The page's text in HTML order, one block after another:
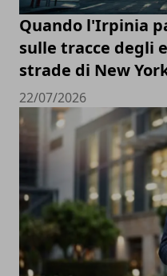
Quando l'Irpinia
sulle tracce degli
strade di New
22/07/2026